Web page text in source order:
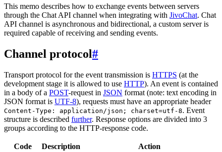
This memo describes how to exchange events between servers
through the Chat API channel when integrating with JivoChat. Chat
API channel is asynchronous and bidirectional, a custom server is
required capable of receiving and sending events.
Channel protocol#
Transport protocol for the event transmission is HTTPS (at the
development stage it is allowed to use HTTP). An event is contained
in a body of a POST-request in JSON format (note: text encoding in
JSON format is UTF-8), requests must have an appropriate header
Content-Type: application/json; charset=utf-8. Event
structure is described further. Response options are divided into 3
groups according to the HTTP-response code.
Code Description Action